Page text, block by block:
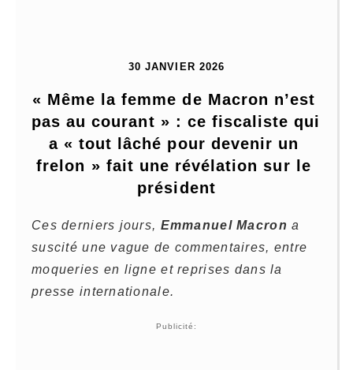
30 JANVIER 2026
« Même la femme de Macron n’est
pas au courant » : ce fiscaliste qui
a « tout lâché pour devenir un
frelon » fait une révélation sur le
président
Ces derniers jours, Emmanuel Macron a
suscité une vague de commentaires, entre
moqueries en ligne et reprises dans la
presse internationale.
Publicité: